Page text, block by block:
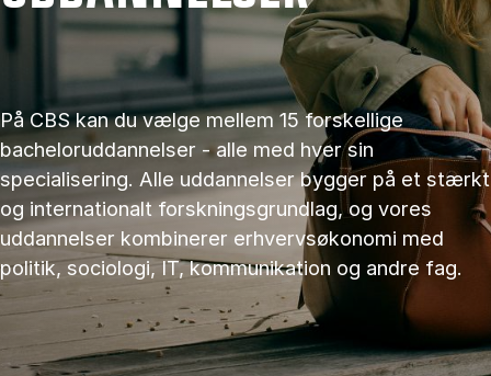
På CBS kan du vælge mellem 15 forskellige
bacheloruddannelser - alle med hver sin
specialisering. Alle uddannelser bygger på et stærkt
og internationalt forskningsgrundlag, og vores
uddannelser kombinerer erhvervsøkonomi med
politik, sociologi, IT, kommunikation og andre fag.